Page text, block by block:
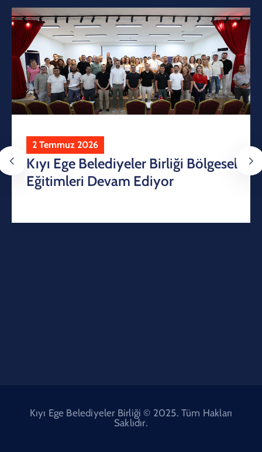
2 Temmuz 2026
Kıyı Ege Belediyeler Birliği Bölgesel
Eğitimleri Devam Ediyor
Kıyı Ege Belediyeler Birliği © 2025. Tüm Hakları
Saklıdır.